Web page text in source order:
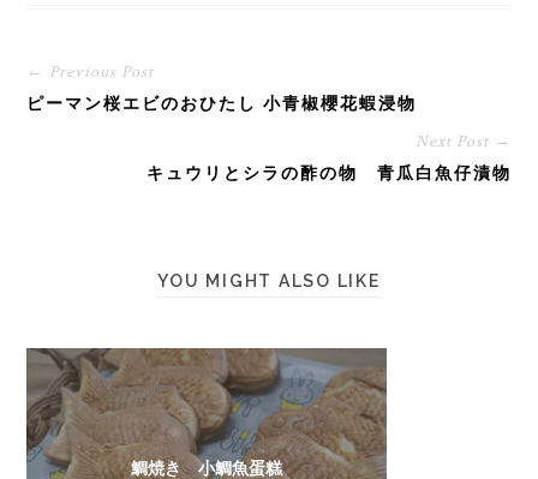
← Previous Post
ピーマン桜エビのおひたし 小青椒櫻花蝦浸物
Next Post →
キュウリとシラの酢の物 青瓜白魚仔漬物
YOU MIGHT ALSO LIKE
鯛焼き 小鯛魚蛋糕